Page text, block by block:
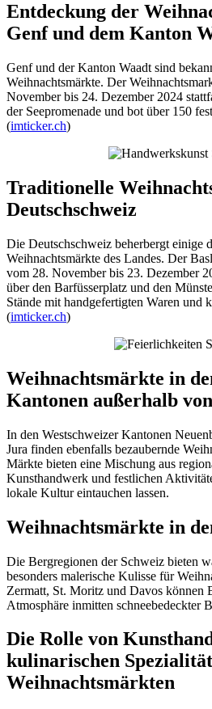
Entdeckung der
Genf und dem Kanton
Genf und der Kanton Waadt sind
Weihnachtsmärkte. Der
November bis 24. Dezember 2024
der Seepromenade und bot über 150
(imticker.ch)
Traditionelle
Deutschschweiz
Die Deutschschweiz beherbergt einige
Weihnachtsmärkte des Landes. Der
vom 28. November bis 23. Dezember
über den Barfüsserplatz und den
Stände mit handgefertigten Waren und
(imticker.ch)
Weihnachtsmärkte in
Kantonen außerhalb
In den Westschweizer Kantonen
Jura finden ebenfalls bezaubernde
Märkte bieten eine Mischung aus
Kunsthandwerk und festlichen
lokale Kultur eintauchen lassen.
Weihnachtsmärkte in
Die Bergregionen der Schweiz bieten
besonders malerische Kulisse für
Zermatt, St. Moritz und Davos können
Atmosphäre inmitten schneebedeckter
Die Rolle von
kulinarischen
Weihnachtsmärkten